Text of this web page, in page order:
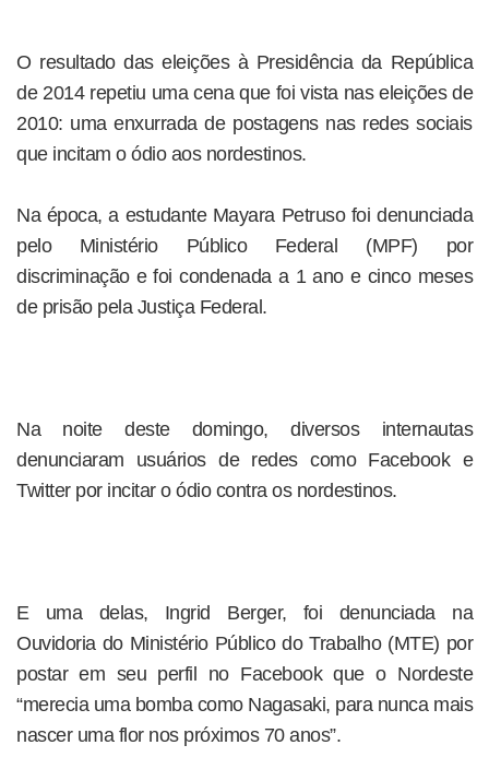
O resultado das eleições à Presidência da República
de 2014 repetiu uma cena que foi vista nas eleições de
2010: uma enxurrada de postagens nas redes sociais
que incitam o ódio aos nordestinos.
Na época, a estudante Mayara Petruso foi denunciada
pelo Ministério Público Federal (MPF) por
discriminação e foi condenada a 1 ano e cinco meses
de prisão pela Justiça Federal.
Na noite deste domingo, diversos internautas
denunciaram usuários de redes como Facebook e
Twitter por incitar o ódio contra os nordestinos.
E uma delas, Ingrid Berger, foi denunciada na
Ouvidoria do Ministério Público do Trabalho (MTE) por
postar em seu perfil no Facebook que o Nordeste
“merecia uma bomba como Nagasaki, para nunca mais
nascer uma flor nos próximos 70 anos”.